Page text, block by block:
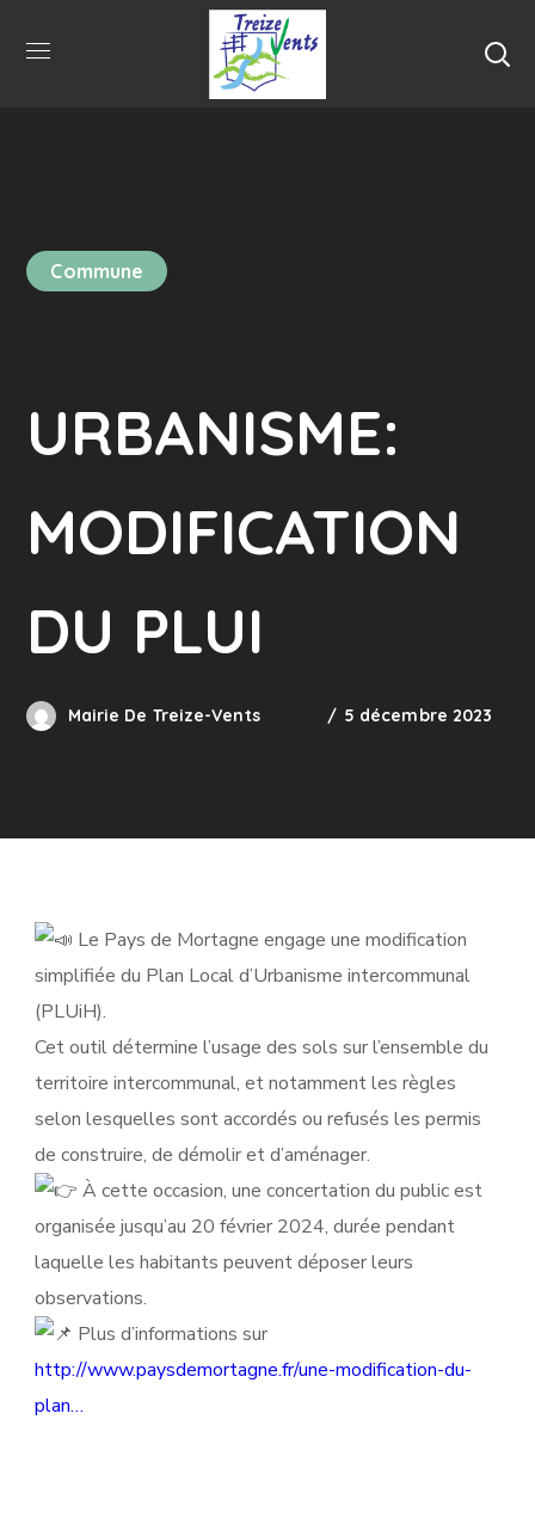
Commune
URBANISME:
MODIFICATION
DU PLUI
Mairie De Treize-Vents 5 décembre 2023
Le Pays de Mortagne engage une modification
simplifiée du Plan Local d’Urbanisme intercommunal
(PLUiH).
Cet outil détermine l’usage des solssur l’ensemble du
territoire intercommunal, et notamment les règles
selon lesquelles sont accordés ou refusés les permis
de construire, de démolir et d’aménager.
À cette occasion, une concertation du public est
organisée jusqu’au 20 février 2024, durée pendant
laquelle les habitants peuvent déposer leurs
observations.
Plus d’informations sur
http://www.paysdemortagne.fr/une-modification-du-
plan…